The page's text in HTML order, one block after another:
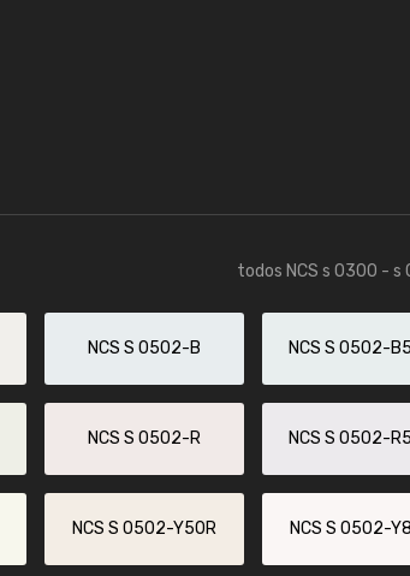
todos NCS s 0300 - s
NCS S 0502-B NCS S 0502-
NCS S 0502-R NCS S 0502-
NCS S 0502-Y50R NCS S 0502-